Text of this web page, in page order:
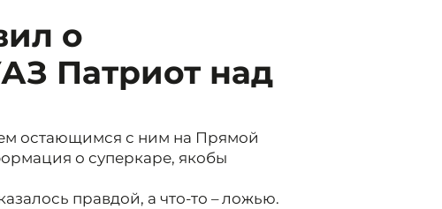
о
Патриот над
остающимся с ним на Прямой
о суперкаре, якобы
правдой, а что-то – ложью.